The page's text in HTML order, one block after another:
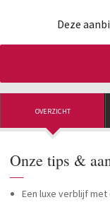
Deze
OVERZICHT
Onze tips &
—
Een luxe verblijf